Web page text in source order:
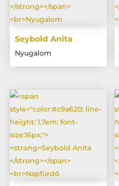
Seybold Anita
Nyugalom